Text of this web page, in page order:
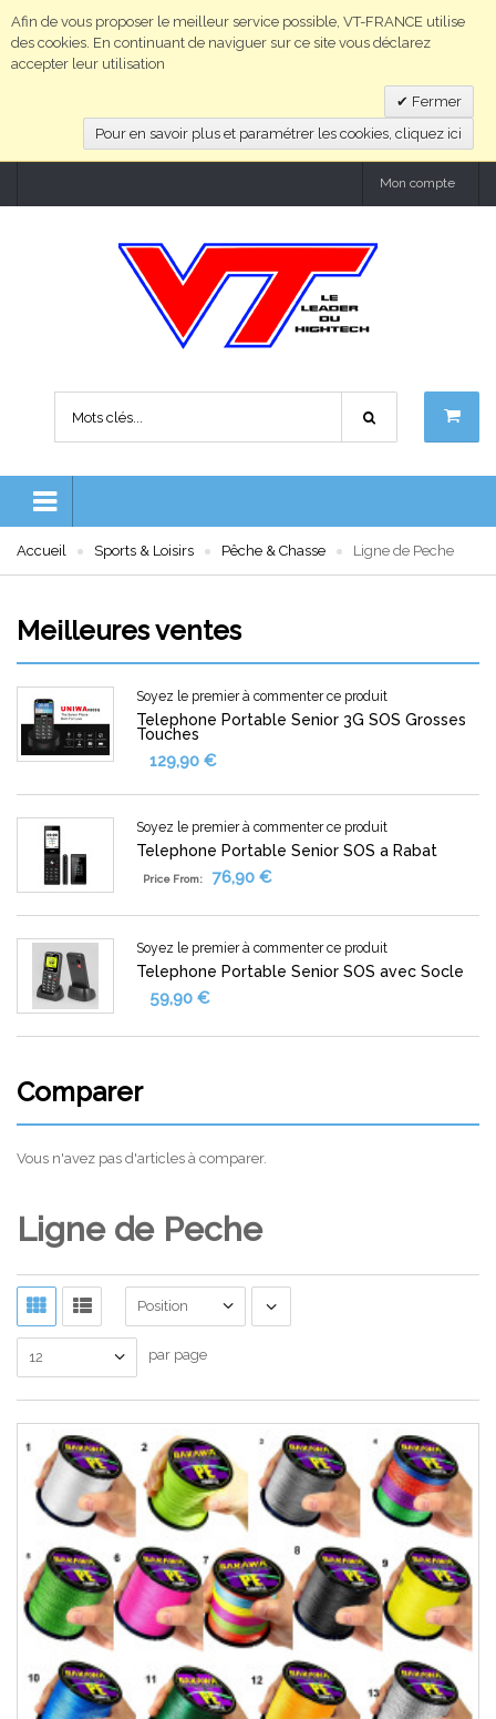
Afin de vous proposer le meilleur service possible, VT-FRANCE utilise
des cookies. En continuant de naviguer sur ce site vous déclarez
accepter leur utilisation
Fermer
Pour en savoir plus et paramétrer les cookies, cliquez ici
Mon compte
Accueil Sports & Loisirs Pêche & Chasse Ligne de Peche
Meilleures ventes
Soyez le premier à commenter ce produit
Telephone Portable Senior 3G SOS Grosses
Touches
129,90 €
Soyez le premier à commenter ce produit
Telephone Portable Senior SOS a Rabat
Price From: 76,90 €
Soyez le premier à commenter ce produit
Telephone Portable Senior SOS avec Socle
59,90 €
Comparer
Vous n'avez pas d'articles à comparer.
Ligne de Peche
Position
12 par page